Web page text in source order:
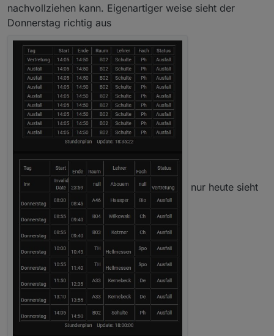
nachvollziehen kann. Eigenartiger weise sieht der
Donnerstag richtig aus
nur heute sieht